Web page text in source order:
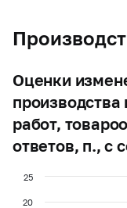
Оценки
работ,
ответов, п., с
20
25